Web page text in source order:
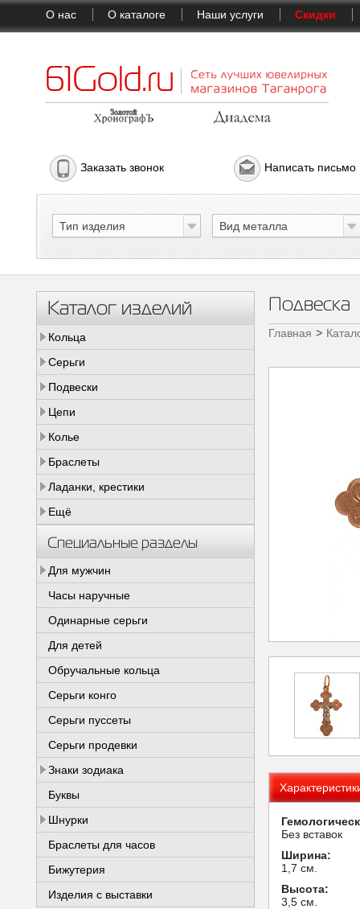
О нас О каталоге Наши услуги Скидки
Заказать звонок Написать письмо
Тип изделия Вид металла
Каталог изделий
Кольца
Серьги
Подвески
Цепи
Колье
Браслеты
Ладанки, крестики
Ещё
Специальные разделы
Для мужчин
Часы наручные
Одинарные серьги
Для детей
Обручальные кольца
Серьги конго
Серьги пуссеты
Серьги продевки
Знаки зодиака
Буквы
Шнурки
Браслеты для часов
Бижутерия
Изделия с выставки
Подвеска
Главная
Без вставок
Ширина:
1,7 см.
Высота:
3,5 см.